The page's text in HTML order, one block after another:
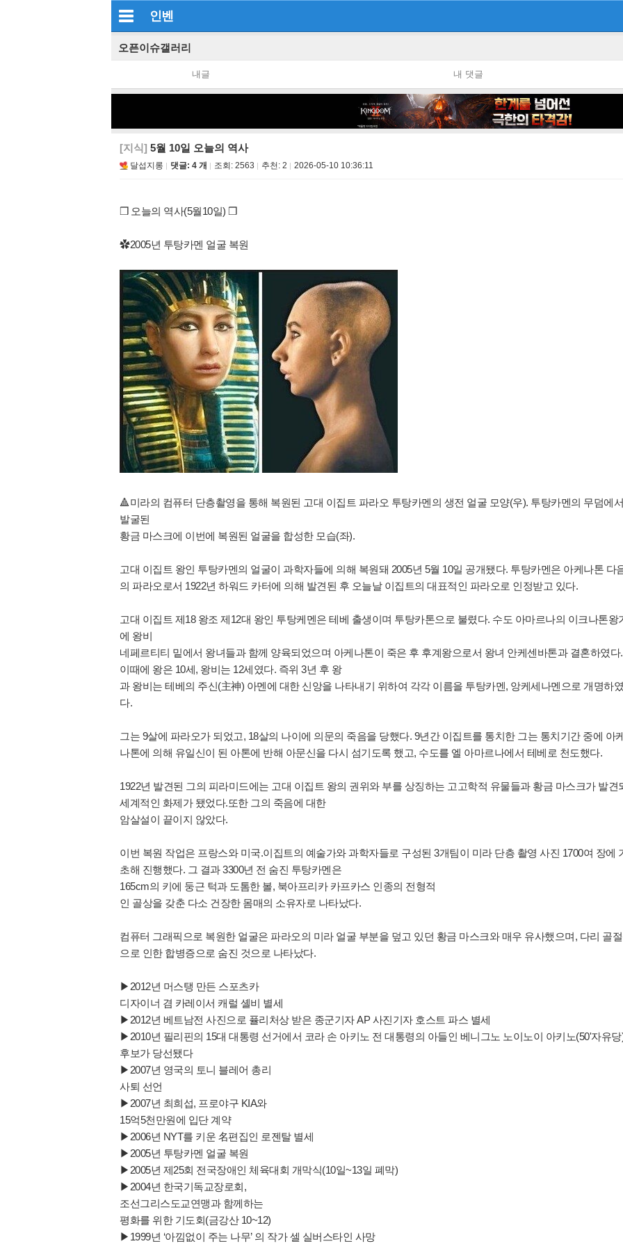
인벤
오픈이슈갤러리
내글 내 댓글
[지식] 5월 10일 오늘의 역사
달섭지롱 댓글: 4 개 조회: 2563 추천: 2 2026-05-10 10:36:11
❒ 오늘의 역사(5월10일) ❒
✿2005년 투탕카멘 얼굴 복원
🔺️미라의 컴퓨터 단층촬영을 통해 복원된 고대 이집트 파라오 투탕카멘의 생전 얼굴 모양(우). 투탕카멘의 무덤에서
발굴된
황금 마스크에 이번에 복원된 얼굴을 합성한 모습(좌).
고대 이집트 왕인 투탕카멘의 얼굴이 과학자들에 의해 복원돼 2005년 5월 10일 공개됐다. 투탕카멘은 아케나톤 다
의 파라오로서 1922년 하워드 카터에 의해 발견된 후 오늘날 이집트의 대표적인 파라오로 인정받고 있다.
고대 이집트 제18 왕조 제12대 왕인 투탕케멘은 테베 출생이며 투탕카톤으로 불렸다. 수도 아마르나의 이크나톤왕
에 왕비
네페르티티 밑에서 왕녀들과 함께 양육되었으며 아케나톤이 죽은 후 후계왕으로서 왕녀 안케센바톤과 결혼하였다.
이때에 왕은 10세, 왕비는 12세였다. 즉위 3년 후 왕
과 왕비는 테베의 주신(主神) 아멘에 대한 신앙을 나타내기 위하여 각각 이름을 투탕카멘, 앙케세나멘으로 개명하였
다.
그는 9살에 파라오가 되었고, 18살의 나이에 의문의 죽음을 당했다. 9년간 이집트를 통치한 그는 통치기간 중에 아
나톤에 의해 유일신이 된 아톤에 반해 아문신을 다시 섬기도록 했고, 수도를 엘 아마르나에서 테베로 천도했다.
1922년 발견된 그의 피라미드에는 고대 이집트 왕의 권위와 부를 상징하는 고고학적 유물들과 황금 마스크가 발견
세계적인 화제가 됐었다.또한 그의 죽음에 대한
암살설이 끝이지 않았다.
이번 복원 작업은 프랑스와 미국.이집트의 예술가와 과학자들로 구성된 3개팀이 미라 단층 촬영 사진 1700여 장에
초해 진행했다. 그 결과 3300년 전 숨진 투탕카멘은
165cm의 키에 둥근 턱과 도톰한 볼, 북아프리카 카프카스 인종의 전형적
인 골상을 갖춘 다소 건장한 몸매의 소유자로 나타났다.
컴퓨터 그래픽으로 복원한 얼굴은 파라오의 미라 얼굴 부분을 덮고 있던 황금 마스크와 매우 유사했으며, 다리 골
으로 인한 합병증으로 숨진 것으로 나타났다.
▶2012년 머스탱 만든 스포츠카
디자이너 겸 카레이서 캐럴 셸비 별세
▶2012년 베트남전 사진으로 퓰리처상 받은 종군기자 AP 사진기자 호스트 파스 별세
▶2010년 필리핀의 15대 대통령 선거에서 코라 손 아키노 전 대통령의 아들인 베니그노 노이노이 아키노(50'자유당
후보가 당선됐다
▶2007년 영국의 토니 블레어 총리
사퇴 선언
▶2007년 최희섭, 프로야구 KIA와
15억5천만원에 입단 계약
▶2006년 NYT를 키운 名편집인 로젠탈 별세
▶2005년 투탕카멘 얼굴 복원
▶2005년 제25회 전국장애인 체육대회 개막식(10일~13일 폐막)
▶2004년 한국기독교장로회,
조선그리스도교연맹과 함께하는
평화를 위한 기도회(금강산 10~12)
▶1999년 ‘아낌없이 주는 나무’ 의 작가 셀 실버스타인 사망